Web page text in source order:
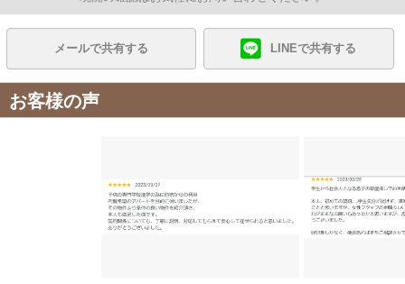
メールで共有する LINEで共有する
お客様の声